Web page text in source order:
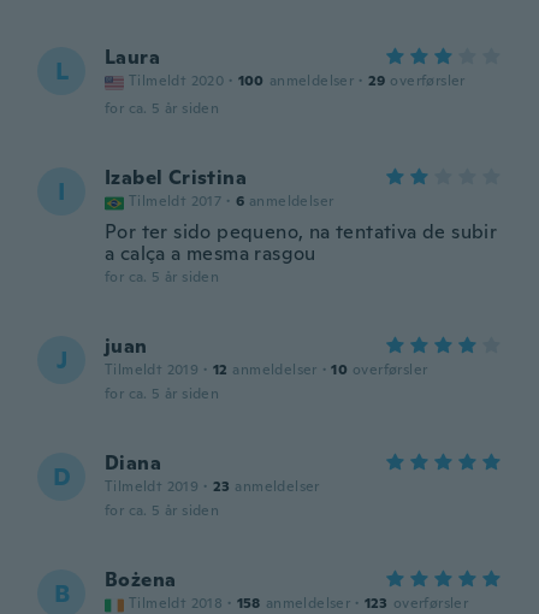
L Laura
Tilmeldt 2020 · 100 anmeldelser · 29 overførsler
for ca. 5 år siden
I Izabel Cristina
Tilmeldt 2017 · 6 anmeldelser
Por ter sido pequeno, na tentativa de subir
a calça a mesma rasgou
for ca. 5 år siden
J juan
Tilmeldt 2019 · 12 anmeldelser · 10 overførsler
for ca. 5 år siden
D Diana
Tilmeldt 2019 · 23 anmeldelser
for ca. 5 år siden
B Bożena
Tilmeldt 2018 · 158 anmeldelser · 123 overførsler